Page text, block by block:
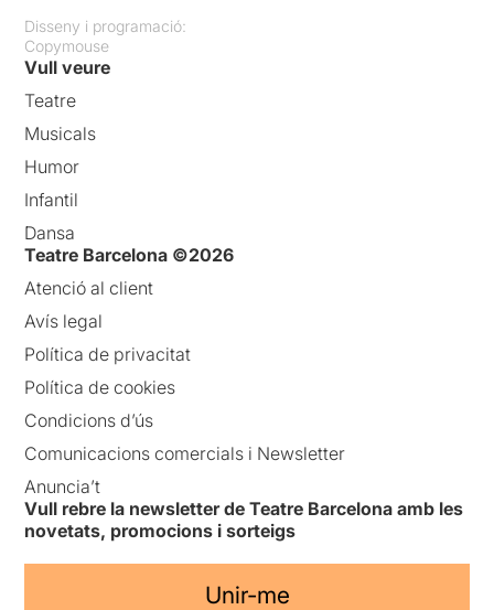
Disseny i programació:
Copymouse
Vull veure
Teatre
Musicals
Humor
Infantil
Dansa
Teatre Barcelona ©2026
Atenció al client
Avís legal
Política de privacitat
Política de cookies
Condicions d’ús
Comunicacions comercials i Newsletter
Anuncia’t
Vull rebre la newsletter de Teatre Barcelona amb les
novetats, promocions i sorteigs
Unir-me